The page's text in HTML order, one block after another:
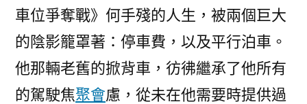
車位爭奪戰》何手殘的人生，被兩個巨大
的陰影籠罩著：停車費，以及平行泊車。
他那輛老舊的掀背車，彷彿繼承了他所有
的駕駛焦聚會慮，從未在他需要時提供過